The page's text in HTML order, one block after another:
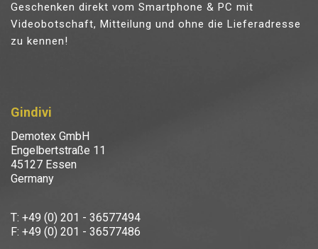
Geschenken direkt vom Smartphone & PC mit
Videobotschaft, Mitteilung und ohne die Lieferadresse
zu kennen!
Gindivi
Demotex GmbH
Engelbertstraße 11
45127 Essen
Germany
T: +49 (0) 201 - 36577494
F: +49 (0) 201 - 36577486